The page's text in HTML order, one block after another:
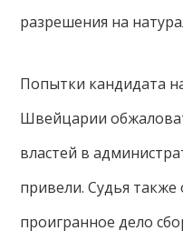
разрешения на
Попытки кандидата
Швейцарии
властей в
привели. Судья также
проигранное дело